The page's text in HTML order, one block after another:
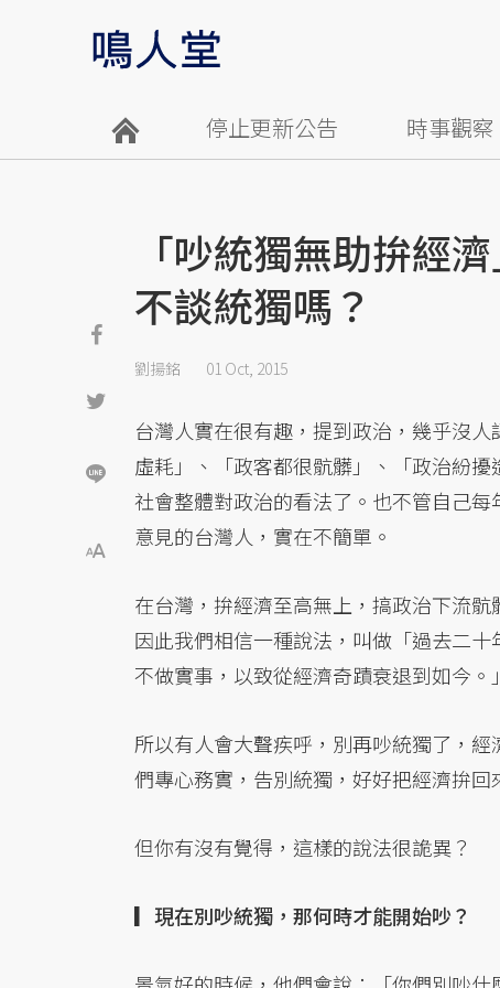
停止更新公告 時事觀察
「吵統獨無助拚經
不談統獨嗎？
劉揚銘 01 Oct, 2015
台灣人實在很有趣，提到政治，幾乎沒
虛耗」、「政客都很骯髒」、「政治紛
社會整體對政治的看法了。也不管自己
意見的台灣人，實在不簡單。
在台灣，拚經濟至高無上，搞政治下流骯
因此我們相信一種說法，叫做「過去二
不做實事，以致從經濟奇蹟衰退到如今。」
所以有人會大聲疾呼，別再吵統獨了，
們專心務實，告別統獨，好好把經濟拚回
但你有沒有覺得，這樣的說法很詭異？
▎現在別吵統獨，那何時才能開始吵？